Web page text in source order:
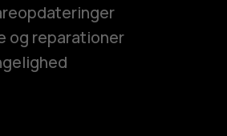
og reparationer